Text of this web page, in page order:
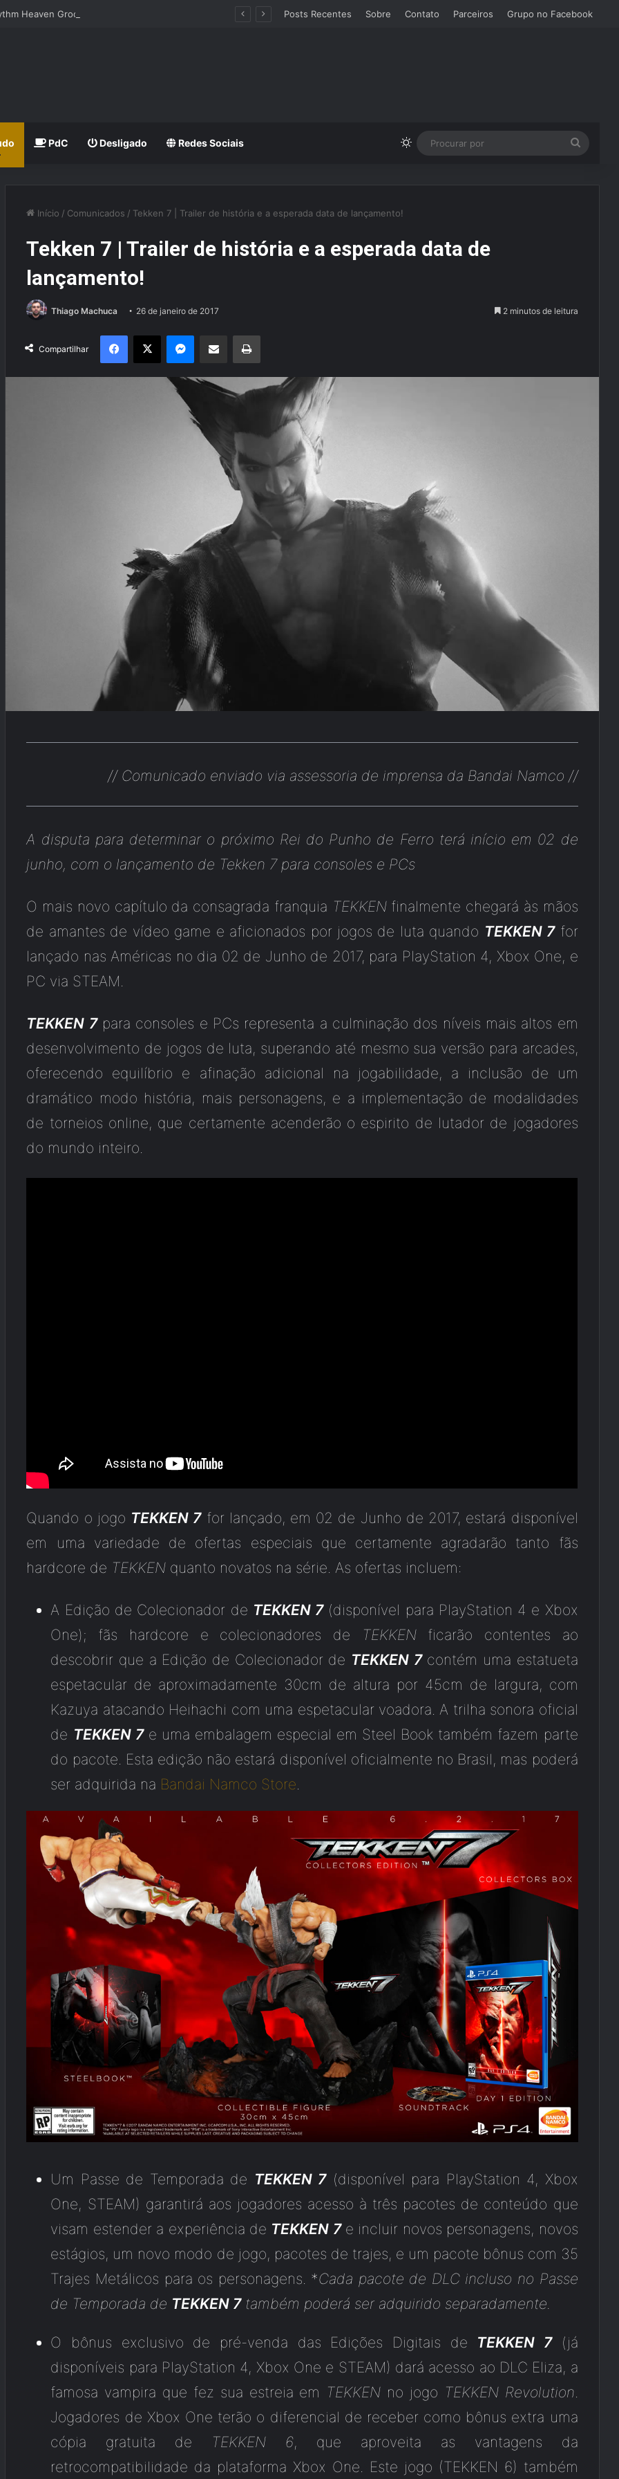
Heaven Groove Posts Recentes Sobre Contato Parceiros Grupo no Facebook
PdC Desligado Redes Sociais Switch skin
Início / Comunicados / Tekken 7 | Trailer de história e a esperada data de lançamento!
Tekken 7 | Trailer de história e a esperada data de
lançamento!
Thiago Machuca 26 de janeiro de 2017 2 minutos de leitura
Compartilhar
X
// Comunicado enviado via assessoria de imprensa da Bandai Namco //
A disputa para determinar o próximo Rei do Punho de Ferro terá início em 02 de
junho, com o lançamento de Tekken 7 para consoles e PCs
O mais novo capítulo da consagrada franquia TEKKENfinalmente chegará às mãos
de amantes de vídeo game e aficionados por jogos de luta quando TEKKEN 7for
lançado nas Américas no dia 02 de Junho de 2017, para PlayStation 4, Xbox One, e
PC via STEAM.
TEKKEN 7para consoles e PCs representa a culminação dos níveis mais altos em
desenvolvimento de jogos de luta, superando até mesmo sua versão para arcades,
oferecendo equilíbrio e afinação adicional na jogabilidade, a inclusão de um
dramático modo história, mais personagens, e a implementação de modalidades
de torneios online, que certamente acenderão o espirito de lutador de jogadores
do mundo inteiro.
Quando o jogo TEKKEN 7for lançado, em 02 de Junho de 2017, estará disponível
em uma variedade de ofertas especiais que certamente agradarão tanto fãs
hardcore de TEKKEN quanto novatos na série. As ofertas incluem:
A Edição de Colecionador de TEKKEN 7(disponível para PlayStation 4 e Xbox
One); fãs hardcore e colecionadores de
TEKKENficarão contentes ao
descobrir que a Edição de Colecionador de TEKKEN 7contém uma estatueta
espetacular de aproximadamente 30cm de altura por 45cm de largura, com
Kazuya atacando Heihachi com uma espetacular voadora. A trilha sonora oficial
de TEKKEN 7e uma embalagem especial em Steel Book também fazem parte
do pacote. Esta edição não estará disponível oficialmente no Brasil, mas poderá
ser adquirida na Bandai Namco Store.
Um Passe de Temporada de TEKKEN 7(disponível para PlayStation 4, Xbox
One, STEAM) garantirá aos jogadores acesso à três pacotes de conteúdo que
visam estender a experiência de TEKKEN 7e incluir novos personagens, novos
estágios, um novo modo de jogo, pacotes de trajes, e um pacote bônus com 35
Trajes Metálicos para os personagens. *Cada pacote de DLC incluso no Passe
de Temporada de TEKKEN 7também poderá ser adquirido separadamente.
O bônus exclusivo de pré-venda das Edições Digitais de TEKKEN 7(já
disponíveis para PlayStation 4, Xbox One e STEAM) dará acesso ao DLC Eliza, a
famosa vampira que fez sua estreia em TEKKEN no jogo TEKKEN Revolution
Jogadores de Xbox One terão o diferencial de receber como bônus extra uma
cópia gratuita de
TEKKEN 6, que aproveita as vantagens da
retrocompatibilidade da plataforma Xbox One. Este jogo (TEKKEN 6) também